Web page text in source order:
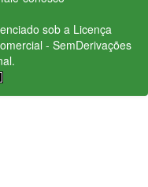
sob a Licença
- SemDerivações